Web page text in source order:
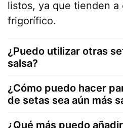
listos, ya que tienden
frigorífico.
¿Puedo utilizar otras
salsa?
¿Cómo puedo hacer
de setas sea aún más
¿Qué más puedo